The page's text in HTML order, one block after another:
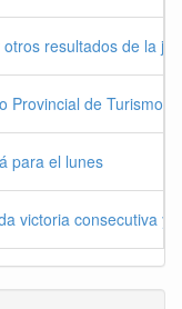
resultados de la
Provincial de Turismo
para el lunes
victoria consecutiva y